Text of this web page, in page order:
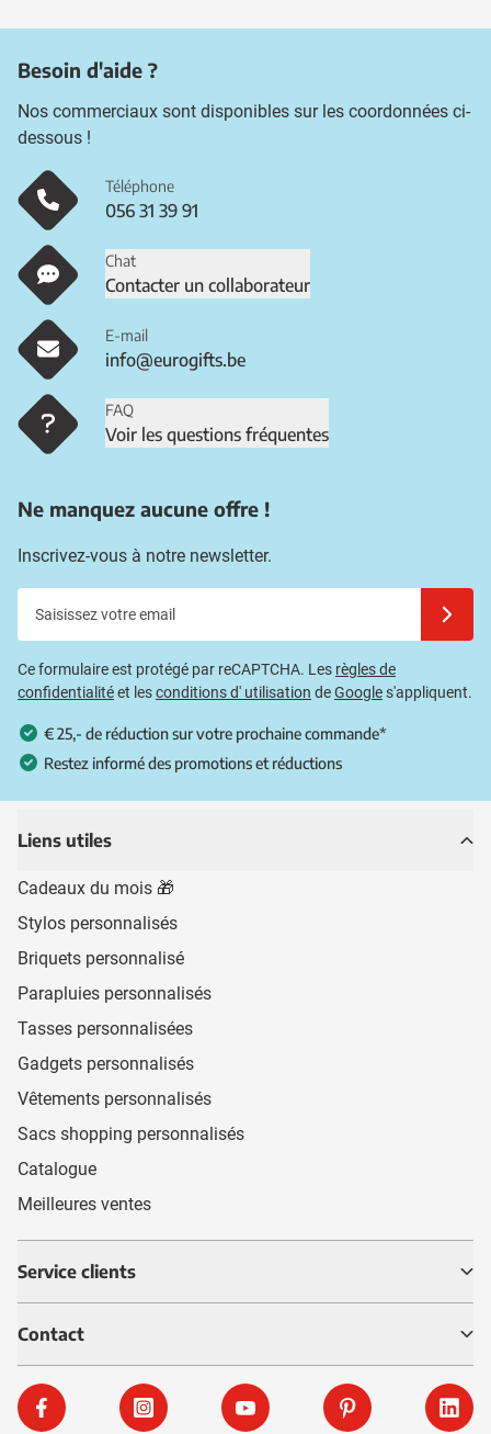
Besoin d'aide ?
Nos commerciaux sont disponibles sur les coordonnées ci-
dessous !
Téléphone
056 31 39 91
Chat
Contacter un collaborateur
E-mail
info@eurogifts.be
FAQ
Voir les questions fréquentes
Ne manquez aucune offre !
Inscrivez-vous à notre newsletter.
Ce formulaire est protégé par reCAPTCHA. Les règles de
confidentialitéet lesconditions d' utilisation deGoogles'appliquent.
€ 25,- de réduction sur votre prochaine commande*
Restez informé des promotions et réductions
Liens utiles
Cadeaux du mois 🎁
Stylos personnalisés
Briquets personnalisé
Parapluies personnalisés
Tasses personnalisées
Gadgets personnalisés
Vêtements personnalisés
Sacs shopping personnalisés
Catalogue
Meilleures ventes
Service clients
Contact
Facebook Instagram YouTube Pinterest